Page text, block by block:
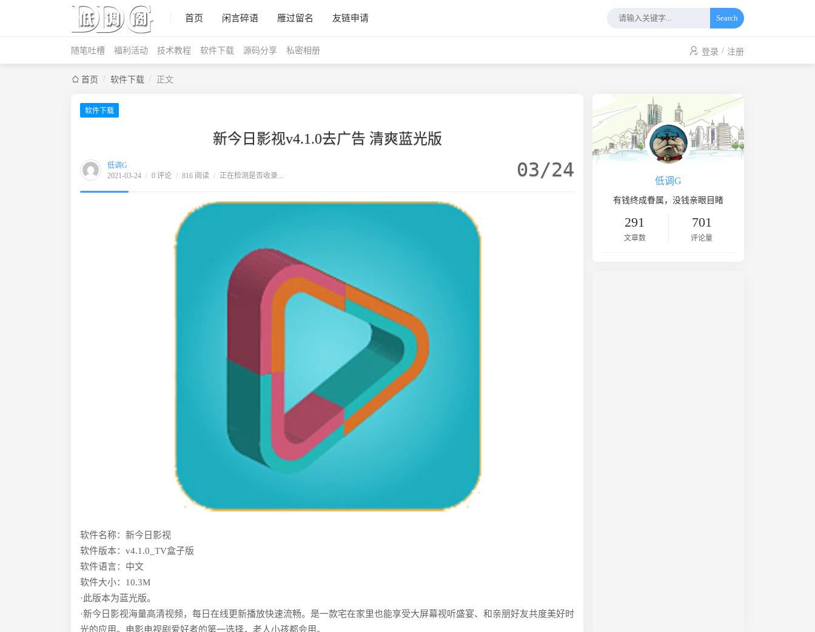
首页 闲言碎语 雁过留名 友链申请 Search
随笔吐槽 福利活动 技术教程 软件下载 源码分享 私密相册 登录 / 注册
首页 / 软件下载 / 正文
软件下载
新今日影视v4.1.0去广告 清爽蓝光版
低调G
2021-03-24 / 0 评论 / 816 阅读 / 正在检测是否收录... 03/24
软件名称：新今日影视
软件版本：v4.1.0_TV盒子版
软件语言：中文
软件大小：10.3M
·此版本为蓝光版。
·新今日影视海量高清视频，每日在线更新播放快速流畅。是一款宅在家里也能享受大屏幕视听盛宴、和亲朋好友共度美好时
光的应用。电影电视剧爱好者的第一选择，老人小孩都会用。
低调G
有钱终成眷属，没钱亲眼目睹
291
文章数
701
评论量